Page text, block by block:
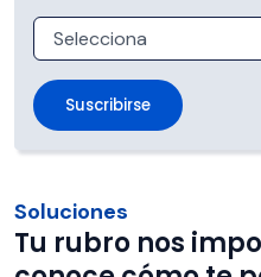
Soluciones
Tu rubro nos